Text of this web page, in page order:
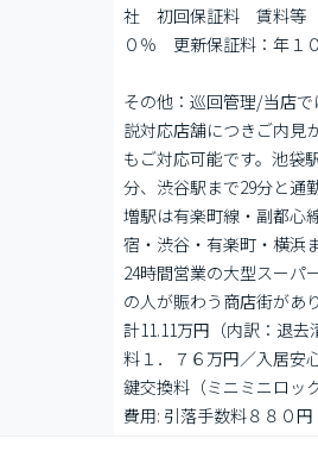
社　初回保証料　賃料等
０％　更新保証料：年１
その他：巡回管理/当店
説対応店舗につきご内見
もご対応可能です。池袋
分、渋谷駅まで29分と通
増駅は有楽町線・副都心
宿・渋谷・有楽町・横浜
24時間営業の大型スーパ
の人が賑わう商店街があ
計11.11万円（内訳：退
料１．７６万円／入居安
鍵交換料（ミニミニロッ
費用: 引落手数料８８０円